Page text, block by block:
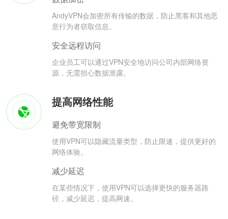
AndyVPN会加密所有传输的数据，防止黑客和其他恶
意行为者窃取信息。
安全远程访问
企业员工可以通过VPN安全地访问公司内部网络资
源，无需担心数据泄露。
提高网络性能
避免带宽限制
使用VPN可以隐藏流量类型，防止限速，提供更好的
网络体验。
减少延迟
在某些情况下，使用VPN可以选择更快的服务器路
径，减少延迟，提高网速。